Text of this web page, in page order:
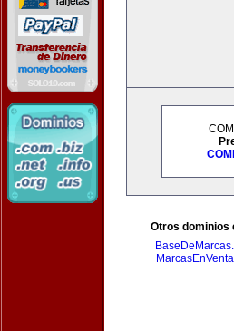
Otros dominios